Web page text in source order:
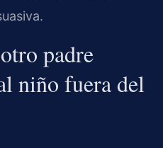
padre
niño fuera del